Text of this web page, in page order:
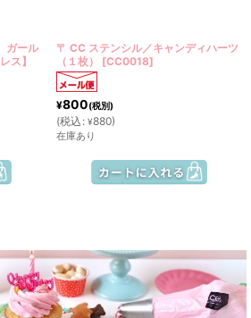
絞り込む
ガール
ス】
〒 CC ステンシル／キャンディハーツ
（１枚）
[CC0018]
¥800(税別)
(税込 : ¥880)
在庫あり